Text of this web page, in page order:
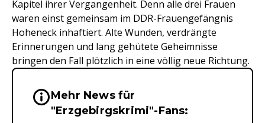
Kapitel ihrer Vergangenheit. Denn alle drei Frauen
waren einst gemeinsam im DDR-Frauengefängnis
Hoheneck inhaftiert. Alte Wunden, verdrängte
Erinnerungen und lang gehütete Geheimnisse
bringen den Fall plötzlich in eine völlig neue Richtung.
Wichtige Hinweise &
Mehr News für
"Erzgebirgskrimi"-Fans: